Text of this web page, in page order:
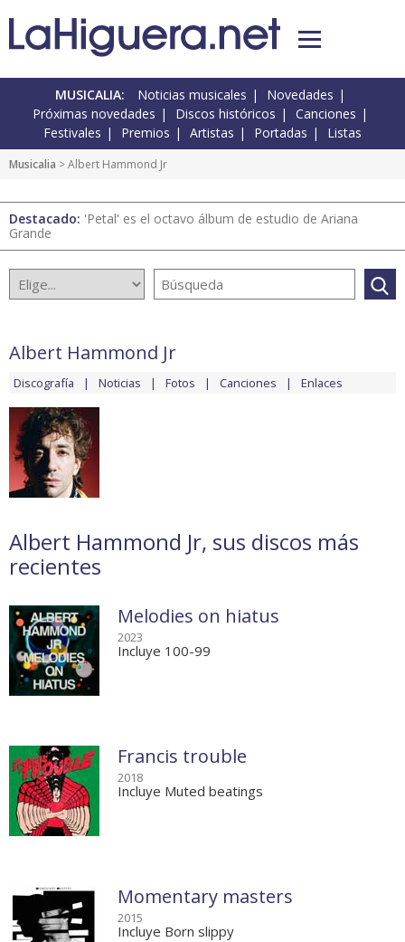
MUSICALIA: Noticias musicales
Novedades
Próximas novedades
Discos históricos
Canciones
Festivales
Premios Artistas Portadas Listas
Musicalia > Albert Hammond Jr
Destacado: 'Petal' es el octavo álbum de estudio de Ariana
Grande
Albert Hammond Jr
Discografía Noticias Fotos Canciones Enlaces
Albert Hammond Jr, sus discos más
recientes
Melodies on hiatus
2023
Incluye 100-99
Francis trouble
2018
Incluye Muted beatings
Momentary masters
2015
Incluye Born slippy